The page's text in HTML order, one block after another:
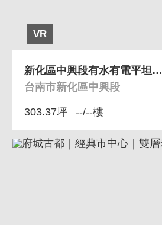
VR
新化區中興段有水有電平坦農地
台南市新化區中興段
303.37坪 --/--樓